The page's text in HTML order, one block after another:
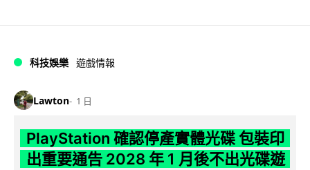
科技娛樂 遊戲情報
Lawton 1 日
PlayStation 確認停產實體光碟 包裝印
出重要通告 2028 年 1 月後不出光碟遊